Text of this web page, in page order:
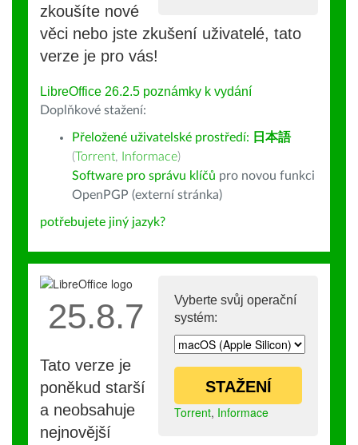
zkoušíte nové
věci nebo jste zkušení uživatelé, tato
verze je pro vás!
LibreOffice 26.2.5 poznámky k vydání
Doplňkové stažení:
Přeložené uživatelské prostředí: 日本語
(Torrent, Informace)
Software pro správu klíčů pro novou funkci
OpenPGP (externí stránka)
potřebujete jiný jazyk?
Vyberte svůj operační
systém:
STAŽENÍ
Torrent, Informace
25.8.7
Tato verze je
poněkud starší
a neobsahuje
nejnovější